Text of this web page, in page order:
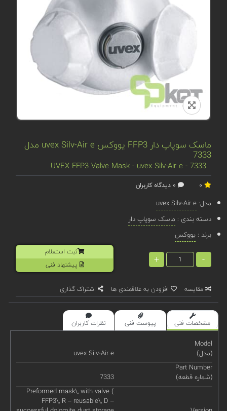
ماسک سوپاپ دار FFP3 یووکس uvex Silv-Air e مدل
7333
UVEX FFP3 Valve Mask - uvex Silv-Air e - 7333
مدل:uvex Silv-Air e
دسته بندی : ماسک سوپاپ دار
برند :یووکس
-
+
ثبت استعلام
پیشنهاد فنی
مقایسه افزودن به علاقمندی ها اشتراک گذاری
مشخصات فنی پیوست فنی نظرات کاربران
Model
(مدل)
uvex Silv-Air e
Part Number
(شماره قطعه)
7333
Preformed mask\, with valve (
FFP3\, R – reusable\, D –